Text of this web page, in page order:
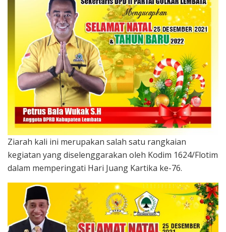
Ziarah kali ini merupakan salah satu rangkaian
kegiatan yang diselenggarakan oleh Kodim 1624/Flotim
dalam memperingati Hari Juang Kartika ke-76.